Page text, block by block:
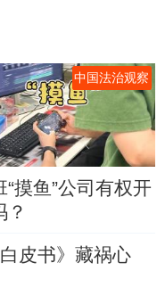
中国法治观察
“摸鱼”公司有权开
？
皮书》藏祸心